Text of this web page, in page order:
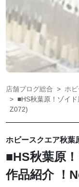
店舗ブログ総合
ホ
■HS秋葉原！ゾイ
Z072)
ホビースクエア秋葉
■HS秋葉原
作品紹介 ！